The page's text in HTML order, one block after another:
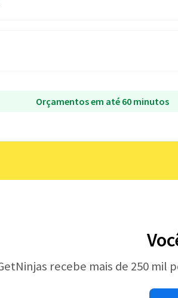
Orçamentos em até 60 minutos
recebe mais de 250 mil